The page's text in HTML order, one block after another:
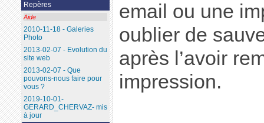
email ou une
oublier de
après l’avoir
impression.
Repères
Aide
2010-11-18 - Galeries
Photo
2013-02-07 - Evolution du
site web
2013-02-07 - Que
pouvons-nous faire pour
vous ?
2019-10-01-
GERARD_CHERVAZ- mis
à jour